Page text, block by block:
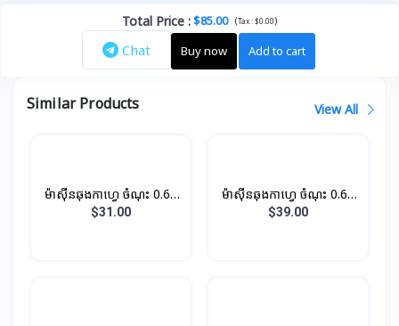
Total Price :$85.00 (Tax :$0.00)
Chat Buy now Add to cart
Similar Products View All
ម៉ាស៊ីនឆុងកាហ្វេ ចំណុះ 0.6L
750W
$31.00
ម៉ាស៊ីនឆុងកាហ្វេ ចំណុះ 0.6L
750W - Auto shut-off
$39.00